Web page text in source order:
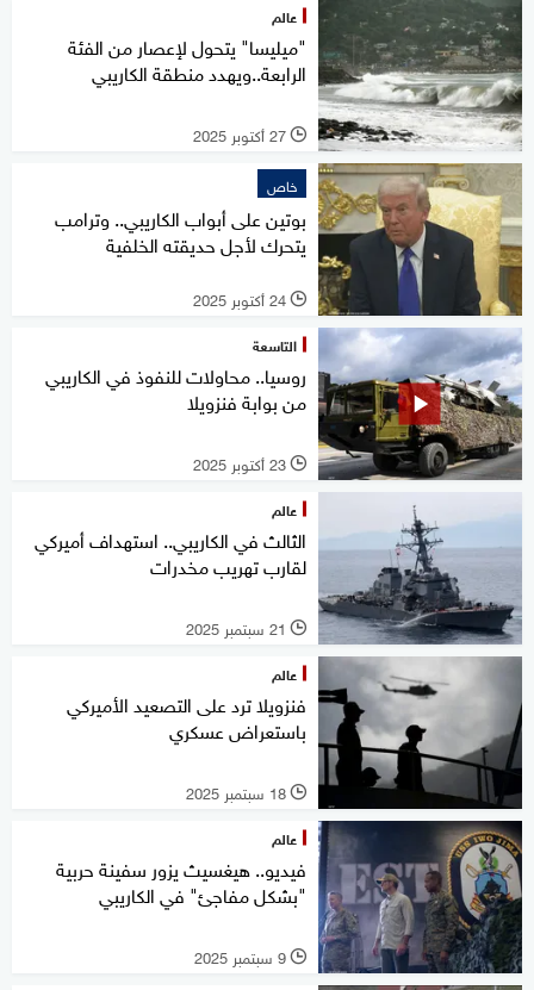
عالم
"ميليسا" يتحول لإعصار من الفئة
الرابعة..ويهدد منطقة الكاريبي
l 27 أكتوبر 2025
خاص
بوتين على أبواب الكاريبي.. وترامب
يتحرك لأجل حديقته الخلفية
l 24 أكتوبر 2025
التاسعة
روسيا.. محاولات للنفوذ في الكاريبي
من بوابة فنزويلا
l 23 أكتوبر 2025
عالم
الثالث في الكاريبي.. استهداف أميركي
لقارب تهريب مخدرات
l 21 سبتمبر 2025
عالم
فنزويلا ترد على التصعيد الأميركي
باستعراض عسكري
l 18 سبتمبر 2025
عالم
فيديو.. هيغسيث يزور سفينة حربية
"بشكل مفاجئ" في الكاريبي
l 9 سبتمبر 2025